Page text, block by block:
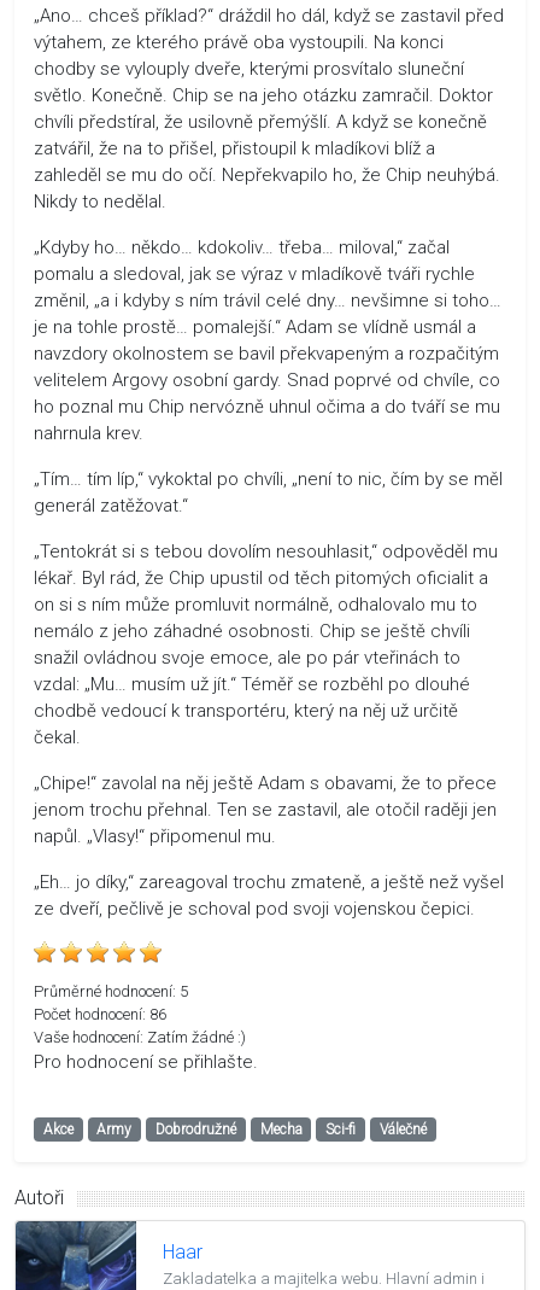
„Ano… chceš příklad?“ dráždil ho dál, když se zastavil před
výtahem, ze kterého právě oba vystoupili. Na konci
chodby se vylouply dveře, kterými prosvítalo sluneční
světlo. Konečně. Chip se na jeho otázku zamračil. Doktor
chvíli předstíral, že usilovně přemýšlí. A když se konečně
zatvářil, že na to přišel, přistoupil k mladíkovi blíž a
zahleděl se mu do očí. Nepřekvapilo ho, že Chip neuhýbá.
Nikdy to nedělal.
„Kdyby ho… někdo… kdokoliv… třeba… miloval,“ začal
pomalu a sledoval, jak se výraz v mladíkově tváři rychle
změnil, „a i kdyby s ním trávil celé dny… nevšimne si toho…
je na tohle prostě… pomalejší.“ Adam se vlídně usmál a
navzdory okolnostem se bavil překvapeným a rozpačitým
velitelem Argovy osobní gardy. Snad poprvé od chvíle, co
ho poznal mu Chip nervózně uhnul očima a do tváří se mu
nahrnula krev.
„Tím… tím líp,“ vykoktal po chvíli, „není to nic, čím by se měl
generál zatěžovat.“
„Tentokrát si s tebou dovolím nesouhlasit,“ odpověděl mu
lékař. Byl rád, že Chip upustil od těch pitomých oficialit a
on si s ním může promluvit normálně, odhalovalo mu to
nemálo z jeho záhadné osobnosti. Chip se ještě chvíli
snažil ovládnou svoje emoce, ale po pár vteřinách to
vzdal: „Mu… musím už jít.“ Téměř se rozběhl po dlouhé
chodbě vedoucí k transportéru, který na něj už určitě
čekal.
„Chipe!“ zavolal na něj ještě Adam s obavami, že to přece
jenom trochu přehnal. Ten se zastavil, ale otočil raději jen
napůl. „Vlasy!“ připomenul mu.
„Eh… jo díky,“ zareagoval trochu zmateně, a ještě než vyšel
ze dveří, pečlivě je schoval pod svoji vojenskou čepici.
Průměrné hodnocení: 5
Počet hodnocení: 86
Vaše hodnocení: Zatím žádné :)
Pro hodnocení se přihlašte.
Akce Army Dobrodružné Mecha Sci-fi Válečné
Autoři
Haar
Zakladatelka a majitelka webu. Hlavní admin i